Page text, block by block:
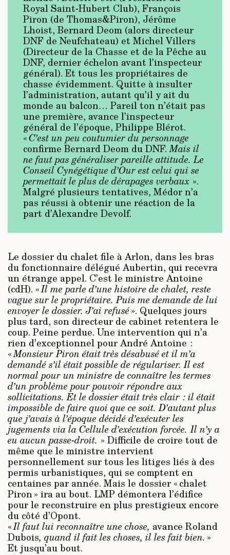
Royal Saint-Hubert Club), François
Piron (de Thomas&Piron), Jérôme
Lhoist, Bernard Deom (alors directeur
DNF de Neufchateau) et Michel Villers
(Directeur de la Chasse et de la Pêche au
DNF, dernier échelon avant l’inspecteur
général). Et tous les propriétaires de
chasse évidemment. Quitte à insulter
l’administration, autant qu’il y ait du
monde au balcon… Pareil ton n’était pas
une première, avance l’inspecteur
général de l’époque, Philippe Blérot.
«C’est un peu coutumier du personnage
confirme Bernard Deom du DNF.Mais il
ne faut pas généraliser pareille attitude. Le
Conseil Cynégétique d’Our est celui qui se
permettait le plus de dérapages verbaux ».
Malgré plusieurs tentatives, Médor n’a
pas réussi à obtenir une réaction de la
part d’Alexandre Devolf.
Le dossier du chalet file à Arlon, dans les bras
du fonctionnaire délégué Aubertin, qui recevra
un étrange appel. C’est le ministre Antoine
(cdH). «Il me parle d’une histoire de chalet, reste
vague sur le propriétaire. Puis me demande de lui
envoyer le dossier. J’ai refusé». Quelques jours
plus tard, son directeur de cabinet retentera le
coup. Peine perdue. Une intervention qui n’a
rien d’exceptionnel pour André Antoine :
«Monsieur Piron était très désabusé et il m’a
demandé s’il était possible de régulariser. Il est
normal pour un ministre de connaître les termes
d’un problème pour pouvoir répondre aux
sollicitations. Et le dossier était très clair : il était
impossible de faire quoi que ce soit. D’autant plus
que j’avais à l’époque décidé d’exécuter les
jugements via la Cellule d’exécution forcée. Il n’y a
eu aucun passe-droit. » Difficile de croire tout de
même que le ministre intervient
personnellement sur tous les litiges liés à des
permis urbanistiques, qui se comptent en
centaines par année. Mais le dossier « chalet
Piron » ira au bout. LMP démontera l’édifice
pour le reconstruire en plus prestigieux encore
du côté d’Opont.
«Il faut lui reconnaître une chose, avance Roland
Dubois, quand il fait les choses, il les fait bien. »
Et jusqu’au bout.